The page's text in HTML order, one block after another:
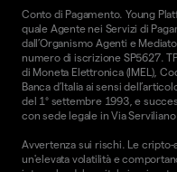
Conto di Pagamento. Young
quale Agente nei Servizi di
dall’Organismo Agenti e
numero di iscrizione SP5627.
di Moneta Elettronica (IMEL),
Banca d’Italia ai sensi
del 1° settembre 1993, e
con sede legale in Via
Avvertenza sui rischi. Le
un'elevata volatilità e